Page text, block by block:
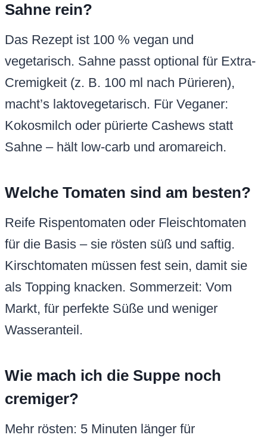
Sahne rein?
Das Rezept ist 100 % vegan und
vegetarisch. Sahne passt optional für Extra-
Cremigkeit (z. B. 100 ml nach Pürieren),
macht’s laktovegetarisch. Für Veganer:
Kokosmilch oder pürierte Cashews statt
Sahne – hält low-carb und aromareich.
Welche Tomaten sind am besten?
Reife Rispentomaten oder Fleischtomaten
für die Basis – sie rösten süß und saftig.
Kirschtomaten müssen fest sein, damit sie
als Topping knacken. Sommerzeit: Vom
Markt, für perfekte Süße und weniger
Wasseranteil.
Wie mach ich die Suppe noch
cremiger?
Mehr rösten: 5 Minuten länger für